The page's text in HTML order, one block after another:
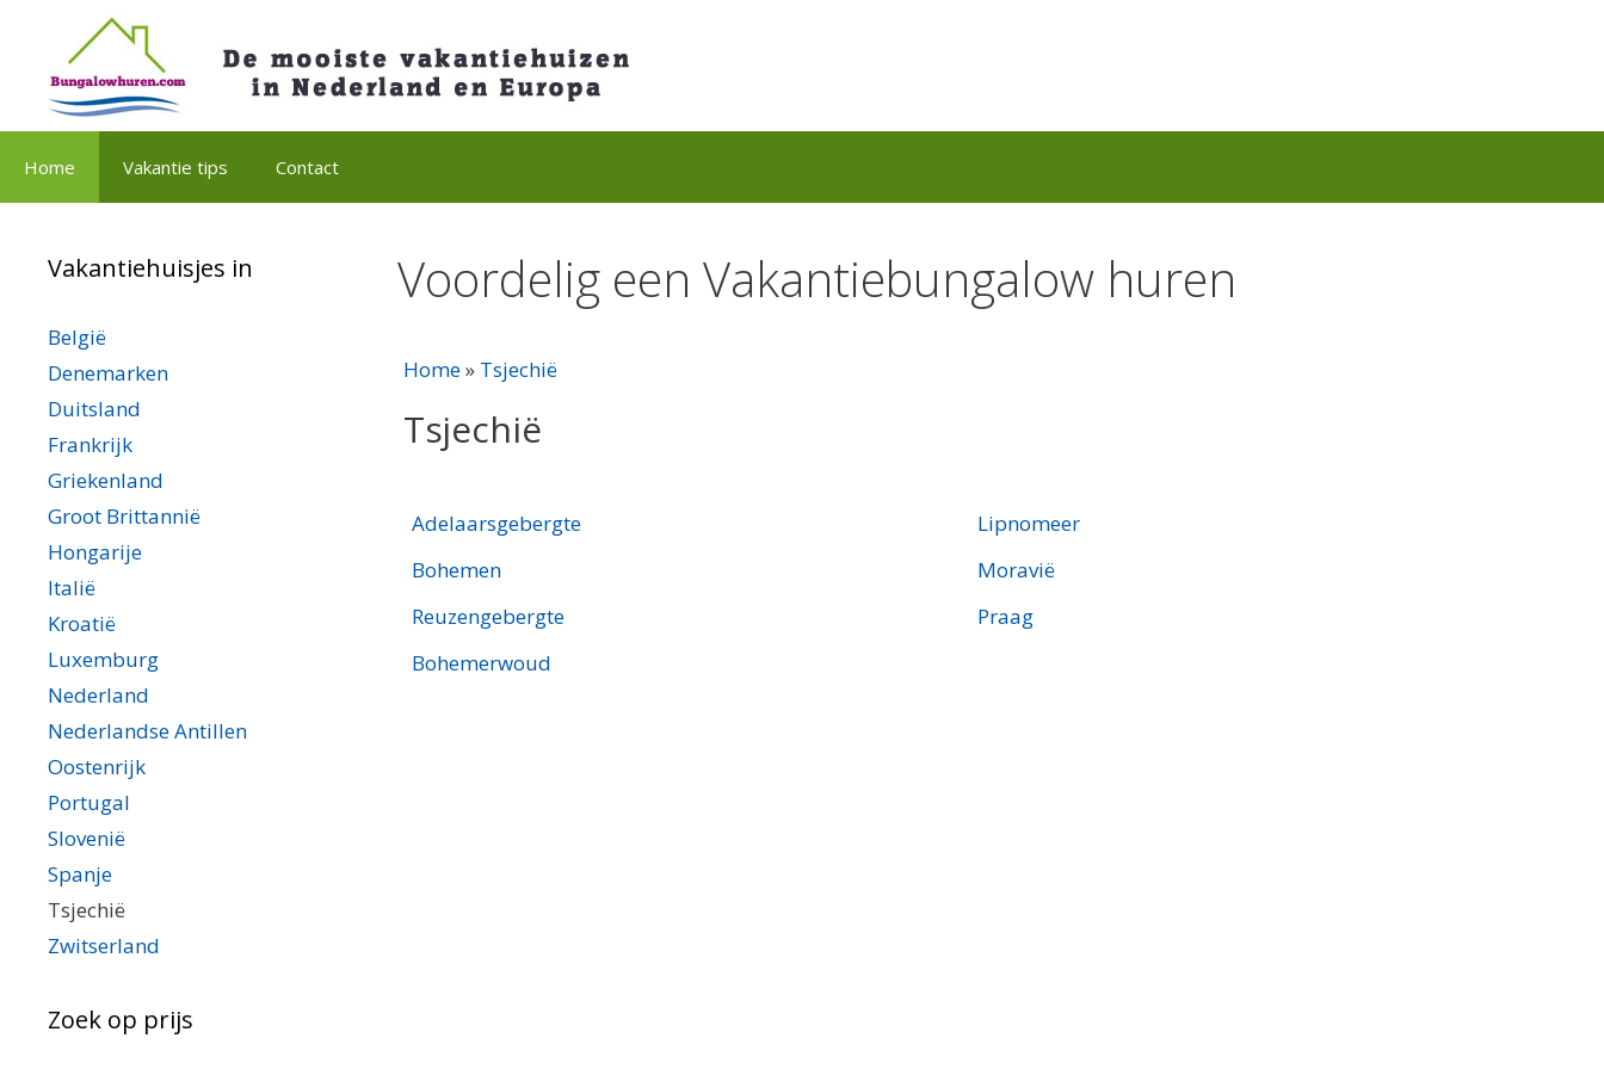
inhoud
Home Vakantie tips Contact
Voordelig een Vakantiebungalow huren
Home» Tsjechië
Tsjechië
Adelaarsgebergte
Lipnomeer
Bohemen
Moravië
Reuzengebergte
Praag
Bohemerwoud
Vakantiehuisjes in
België
Denemarken
Duitsland
Frankrijk
Griekenland
Groot Brittannië
Hongarije
Italië
Kroatië
Luxemburg
Nederland
Nederlandse Antillen
Oostenrijk
Portugal
Slovenië
Spanje
Tsjechië
Zwitserland
Zoek op prijs